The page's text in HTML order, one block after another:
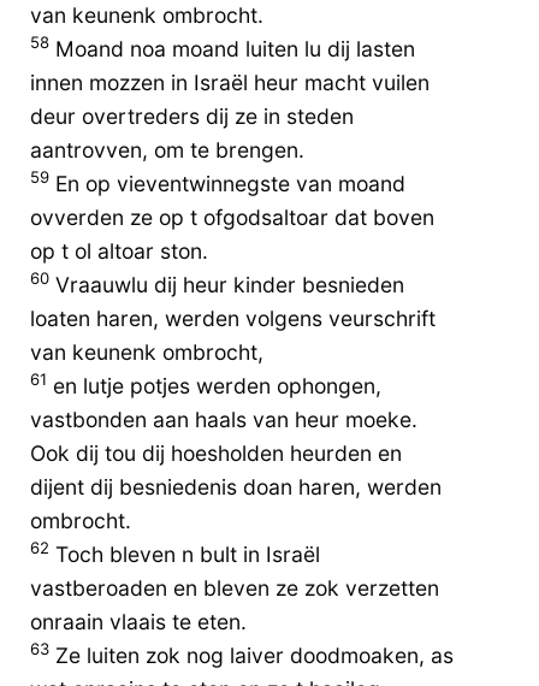
van keunenk ombrocht.
58 Moand noa moand luiten lu dij lasten
innen mozzen in Israël heur macht vuilen
deur overtreders dij ze in steden
aantrovven, om te brengen.
59 En op vieventwinnegste van moand
ovverden ze op t ofgodsaltoar dat boven
op t ol altoar ston.
60 Vraauwlu dij heur kinder besnieden
loaten haren, werden volgens veurschrift
van keunenk ombrocht,
61 en lutje potjes werden ophongen,
vastbonden aan haals van heur moeke.
Ook dij tou dij hoesholden heurden en
dijent dij besniedenis doan haren, werden
ombrocht.
62 Toch bleven n bult in Israël
vastberoaden en bleven ze zok verzetten
onraain vlaais te eten.
63 Ze luiten zok nog laiver doodmoaken, as